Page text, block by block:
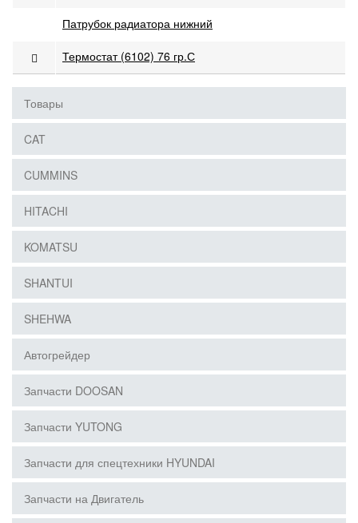
Патрубок радиатора нижний
Термостат (6102) 76 гр.С
Товары
CAT
CUMMINS
HITACHI
KOMATSU
SHANTUI
SHEHWA
Автогрейдер
Запчасти DOOSAN
Запчасти YUTONG
Запчасти для спецтехники HYUNDAI
Запчасти на Двигатель